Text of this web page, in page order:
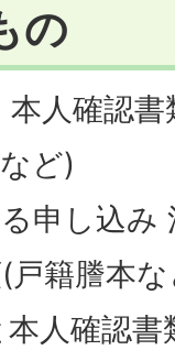
の
人確認
ど)
申し込み
戸籍謄本
人確認書